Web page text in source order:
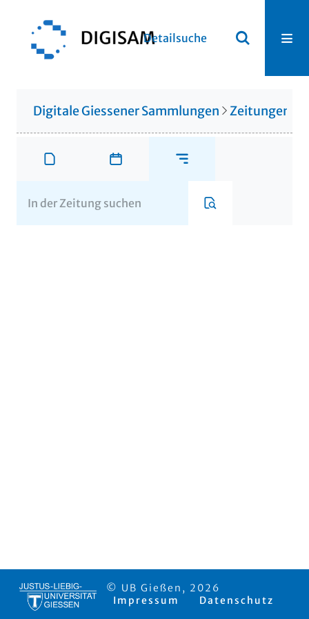
Detailsuche
Digitale Giessener Sammlungen Zeitungen
© UB Gießen, 2026
Impressum
Datenschutz